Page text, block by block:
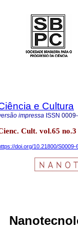
e Cultura
impressa ISSN
Cult. vol.65
doi.org/10.21800/S0009-